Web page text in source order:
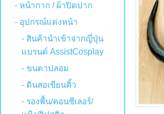
- หน้ากาก / ผ้าปิดปาก
- อุปกรณ์แต่งหน้า
- สินค้านำเข้าจากญี่ปุ่น
แบรนด์ AssistCosplay
- ขนตาปลอม
- ดินสอเขียนคิ้ว
- รองพื้น/คอนซีเลอร์/